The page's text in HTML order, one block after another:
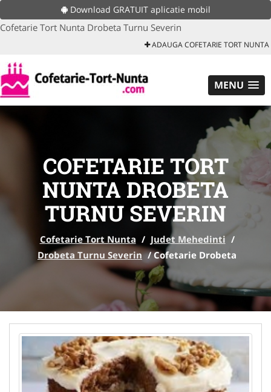
Download GRATUIT aplicatie mobil
Cofetarie Tort Nunta Drobeta Turnu Severin
ADAUGA COFETARIE TORT NUNTA
MENU
COFETARIE TORT
NUNTA DROBETA
TURNU SEVERIN
Cofetarie Tort Nunta / Judet Mehedinti /
Drobeta Turnu Severin /Cofetarie Drobeta